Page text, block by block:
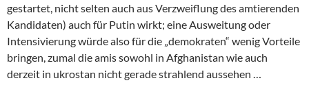
gestartet, nicht selten auch aus Verzweiflung des amtierenden
Kandidaten) auch für Putin wirkt; eine Ausweitung oder
Intensivierung würde also für die „demokraten“ wenig Vorteile
bringen, zumal die amis sowohl in Afghanistan wie auch
derzeit in ukrostan nicht gerade strahlend aussehen …